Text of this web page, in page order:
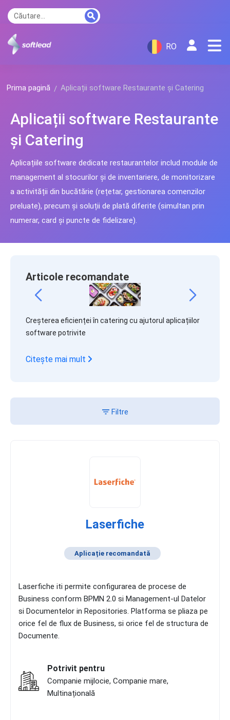
RO
Prima pagină Aplicații software Restaurante și Catering
Aplicații software Restaurante
și Catering
Aplicațiile software dedicate restaurantelor includ module de
management al stocurilor și de inventariere, de monitorizare
a activității din bucătărie (rețetar, gestionarea comenzilor
preluate), precum și soluții de plată diferite (simultan prin
numerar, card și puncte de fidelizare).
Laserfiche
Aplicație recomandată
Laserfiche iti permite configurarea de procese de
Business conform BPMN 2.0 si Management-ul Datelor
si Documentelor in Repositories. Platforma se pliaza pe
orice fel de flux de Business, si orice fel de structura de
Documente.
Potrivit pentru
Companie mijlocie, Companie mare,
Multinațională
Articole recomandate
Creșterea eficienței în catering cu ajutorul aplicațiilor
software potrivite
Citește mai mult
Filtre